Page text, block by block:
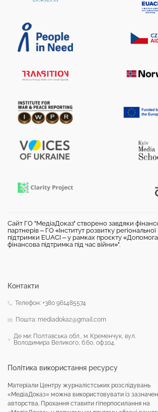
Сайт ГО "МедіаДоказ" створено завдяки
партнерів – ГО «Інститут розвитку
підтримки EUACI – у рамках проєкту «Допомога
фінансова підтримка під час війни»".
Політика використання ресурсу
Матеріали Центру журналістських розслідувань
«МедіаДоказ» можна використовувати із
авторства. Прохання ставити гіперпосилання на
Контакти
Телефон: +380 961485574
Пошта: mediadokaz@gmail.com
Де ми: Полтавська обл., м. Кременчук, вул.
Володимира Великого, б.60, оф.104.